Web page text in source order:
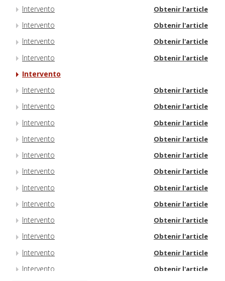
Intervento Obtenir l'article
Intervento Obtenir l'article
Intervento Obtenir l'article
Intervento Obtenir l'article
Intervento
Intervento
Obtenir l'article
Intervento Obtenir l'article
Intervento Obtenir l'article
Intervento Obtenir l'article
Intervento Obtenir l'article
Intervento Obtenir l'article
Intervento Obtenir l'article
Intervento Obtenir l'article
Intervento Obtenir l'article
Intervento Obtenir l'article
Intervento Obtenir l'article
Intervento Obtenir l'article